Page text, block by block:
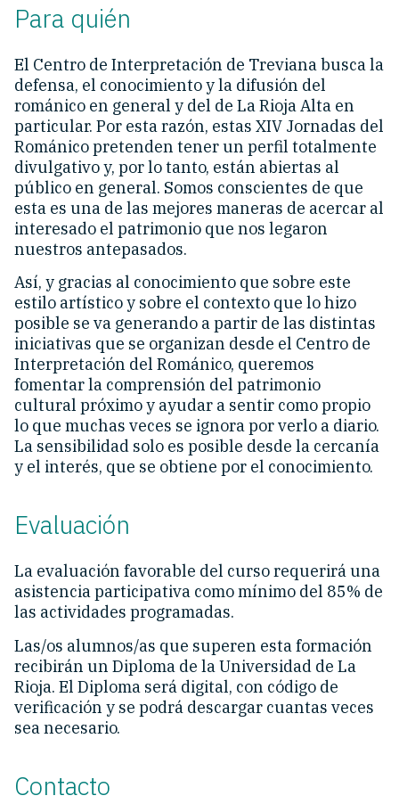
Para quién
El Centro de Interpretación de Treviana busca la
defensa, el conocimiento y la difusión del
románico en general y del de La Rioja Alta en
particular. Por esta razón, estas XIV Jornadas del
Románico pretenden tener un perfil totalmente
divulgativo y, por lo tanto, están abiertas al
público en general. Somos conscientes de que
esta es una de las mejores maneras de acercar al
interesado el patrimonio que nos legaron
nuestros antepasados.
Así, y gracias al conocimiento que sobre este
estilo artístico y sobre el contexto que lo hizo
posible se va generando a partir de las distintas
iniciativas que se organizan desde el Centro de
Interpretación del Románico, queremos
fomentar la comprensión del patrimonio
cultural próximo y ayudar a sentir como propio
lo que muchas veces se ignora por verlo a diario.
La sensibilidad solo es posible desde la cercanía
y el interés, que se obtiene por el conocimiento.
Evaluación
La evaluación favorable del curso requerirá una
asistencia participativa como mínimo del 85% de
las actividades programadas.
Las/os alumnos/as que superen esta formación
recibirán un Diploma de la Universidad de La
Rioja. El Diploma será digital, con código de
verificación y se podrá descargar cuantas veces
sea necesario.
Contacto